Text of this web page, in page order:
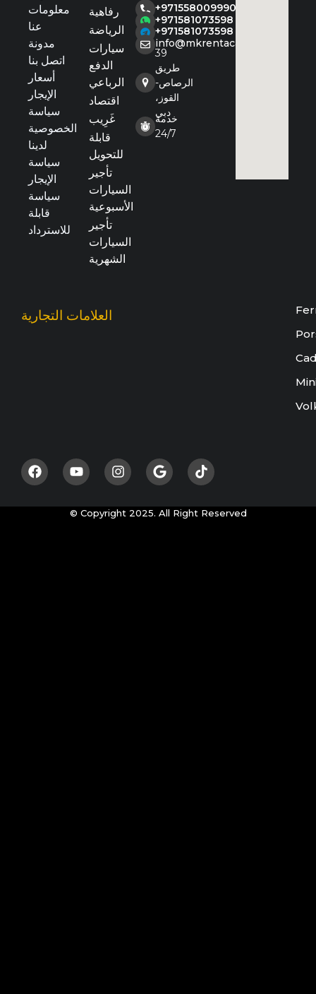
معلومات
عنا
مدونة
اتصل بنا
أسعار
الإيجار
سياسة
الخصوصية
لدينا
سياسة
الإيجار
سياسة
قابلة
للاسترداد
رفاهية
الرياضة
سيارات
الدفع
الرباعي
اقتصاد
غَرِيب
قابلة
للتحويل
تأجير
السيارات
الأسبوعية
تأجير
السيارات
الشهرية
+971558009990
+971581073598
+971581073598
info@mkrentacar.com
39
طريق
الرصاص-
القوز،
دبي
خدمة
24/7
العلامات التجارية
© Copyright 2025. All Right Reserved